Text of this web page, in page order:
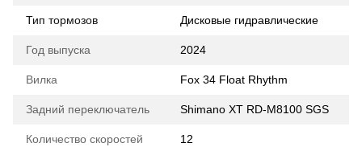
Тип тормозов Дисковые гидравлические
Год выпуска 2024
Вилка Fox 34 Float Rhythm
Задний переключатель Shimano XT RD-M8100 SGS
Количество скоростей 12